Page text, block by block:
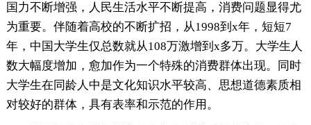
国力不断增强，人民生活水平不断提高，消费问题显得尤
为重要。伴随着高校的不断扩招，从1998到x年，短短7
年，中国大学生仅总数就从108万激增到x多万。大学生人
数大幅度增加，愈加作为一个特殊的消费群体出现。同时
大学生在同龄人中是文化知识水平较高、思想道德素质相
对较好的群体，具有表率和示范的作用。